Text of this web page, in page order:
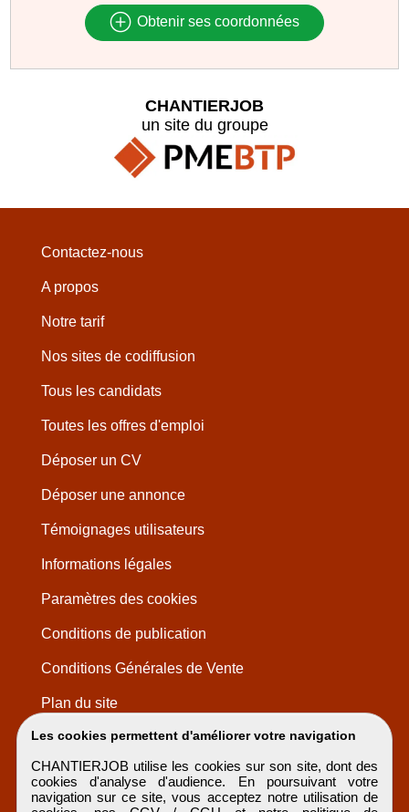
Obtenir ses coordonnées
Les cookies permettent d'améliorer votre navigation
CHANTIERJOB utilise les cookies sur son site, dont des
cookies d'analyse d'audience. En poursuivant votre
navigation sur ce site, vous acceptez notre utilisation de
CHANTIERJOB
un site du groupe
Contactez-nous
A propos
Notre tarif
Nos sites de codiffusion
Tous les candidats
Toutes les offres d'emploi
Déposer un CV
Déposer une annonce
Témoignages utilisateurs
Informations légales
Paramètres des cookies
Conditions de publication
Conditions Générales de Vente
Plan du site